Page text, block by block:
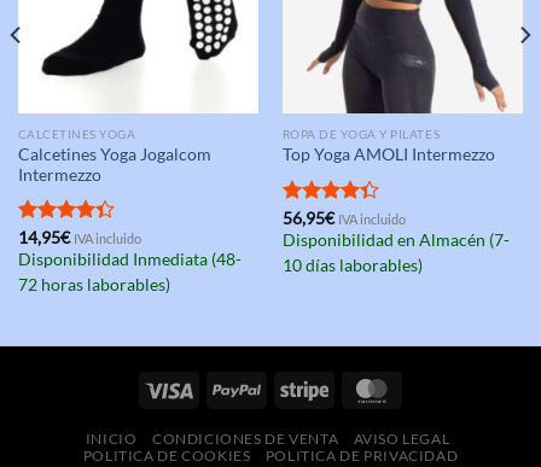
CALCETINES YOGA
Calcetines Yoga Jogalcom
Intermezzo
Valorado
con4.33
de 5
14,95€ IVA incluido
Disponibilidad Inmediata (48-
72 horas laborables)
ROPA DE YOGA Y PILATES
Top Yoga AMOLI Intermezzo
Valorado
con4.33
de 5
56,95€ IVA incluido
Disponibilidad en Almacén (7-
10 días laborables)
INICIO CONDICIONES DE VENTA
AVISO LEGAL
POLITICA DE COOKIES
POLITICA DE PRIVACIDAD